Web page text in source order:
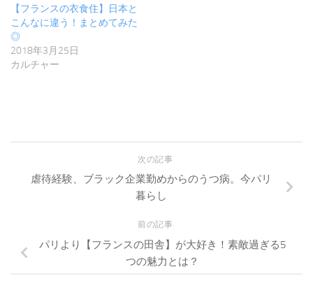
【フランスの衣食住】日本と
こんなに違う！まとめてみた
◎
2018年3月25日
カルチャー
次の記事
虐待経験、ブラック企業勤めからのうつ病。今パリ
暮らし
前の記事
パリより【フランスの田舎】が大好き！素敵過ぎる5
つの魅力とは？